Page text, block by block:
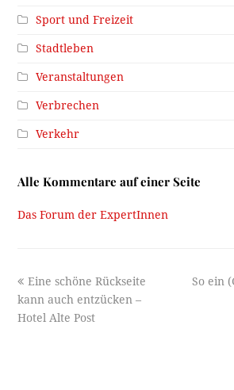
Sport und Freizeit
Stadtleben
Veranstaltungen
Verbrechen
Verkehr
Alle Kommentare auf einer Seite
Das Forum der ExpertInnen
previous
post:
Eine schöne Rückseite
kann auch entzücken –
Hotel Alte Post
next
So ein